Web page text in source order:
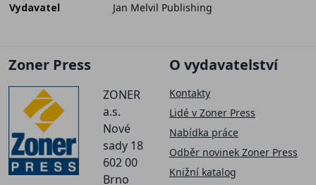
Vydavatel
Jan Melvil Publishing
Zoner Press
ZONER
a.s.
Nové
sady 18
602 00
Brno
O vydavatelství
Kontakty
Lidé v Zoner Press
Nabídka práce
Odběr novinek Zoner Press
Knižní katalog